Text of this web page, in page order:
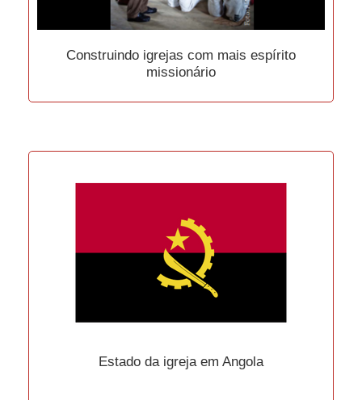
Construindo igrejas com mais espírito
missionário
Estado da igreja em Angola